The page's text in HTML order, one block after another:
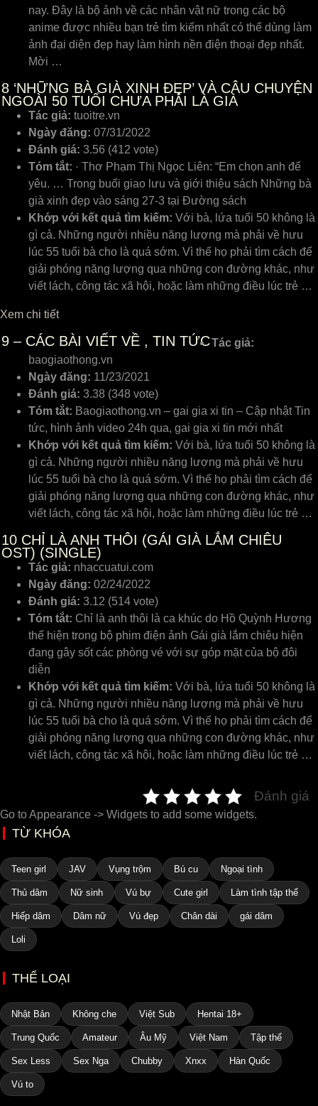
nay. Đây là bộ ảnh về các nhân vật nữ trong các bộ
anime được nhiều bạn trẻ tìm kiếm nhất có thể dùng làm
ảnh đại diện đẹp hay làm hình nền điện thoại đẹp nhất.
Mời …
8 ‘NHỮNG BÀ GIÀ XINH ĐẸP’ VÀ CÂU CHUYỆN
NGOÀI 50 TUỔI CHƯA PHẢI LÀ GIÀ
Tác giả: tuoitre.vn
Ngày đăng: 07/31/2022
Đánh giá: 3.56 (412 vote)
Tóm tắt: · Thơ Phạm Thị Ngọc Liên: “Em chọn anh để
yêu. … Trong buổi giao lưu và giới thiệu sách Những bà
già xinh đẹp vào sáng 27-3 tại Đường sách
Khớp với kết quả tìm kiếm: Với bà, lứa tuổi 50 không là
gì cả. Những người nhiều năng lượng mà phải về hưu
lúc 55 tuổi bà cho là quá sớm. Vì thế họ phải tìm cách để
giải phóng năng lượng qua những con đường khác, như
viết lách, công tác xã hội, hoặc làm những điều lúc trẻ …
Xem chi tiết
9 – CÁC BÀI VIẾT VỀ , TIN TỨCTác giả:
baogiaothong.vn
Ngày đăng: 11/23/2021
Đánh giá: 3.38 (348 vote)
Tóm tắt: Baogiaothong.vn – gai gia xi tin – Cập nhật Tin
tức, hình ảnh video 24h qua, gai gia xi tin mới nhất
Khớp với kết quả tìm kiếm: Với bà, lứa tuổi 50 không là
gì cả. Những người nhiều năng lượng mà phải về hưu
lúc 55 tuổi bà cho là quá sớm. Vì thế họ phải tìm cách để
giải phóng năng lượng qua những con đường khác, như
viết lách, công tác xã hội, hoặc làm những điều lúc trẻ …
10 CHỈ LÀ ANH THÔI (GÁI GIÀ LẮM CHIÊU
OST) (SINGLE)
Tác giả: nhaccuatui.com
Ngày đăng: 02/24/2022
Đánh giá: 3.12 (514 vote)
Tóm tắt: Chỉ là anh thôi là ca khúc do Hồ Quỳnh Hương
thể hiện trong bộ phim điện ảnh Gái già lắm chiêu hiện
đang gây sốt các phòng vé với sự góp mặt của bộ đôi
diễn
Khớp với kết quả tìm kiếm: Với bà, lứa tuổi 50 không là
gì cả. Những người nhiều năng lượng mà phải về hưu
lúc 55 tuổi bà cho là quá sớm. Vì thế họ phải tìm cách để
giải phóng năng lượng qua những con đường khác, như
viết lách, công tác xã hội, hoặc làm những điều lúc trẻ …
Đánh giá
Go to Appearance -> Widgets to add some widgets.
TỪ KHÓA
Teen girl JAV Vụng trộm Bú cu Ngoại tình
Thủ dâm Nữ sinh Vú bự Cute girl Làm tình tập thể
Hiếp dâm Dâm nữ Vú đẹp Chân dài gái dâm
Loli
THỂ LOẠI
Nhật Bản Không che Việt Sub Hentai 18+
Trung Quốc Amateur Âu Mỹ Việt Nam Tập thể
Sex Less Sex Nga Chubby Xnxx Hàn Quốc
Vú to